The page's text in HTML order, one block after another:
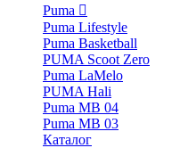
Puma
Puma Lifestyle
Puma Basketball
PUMA Scoot Zero
Puma LaMelo
PUMA Hali
Puma MB 04
Puma MB 03
Каталог